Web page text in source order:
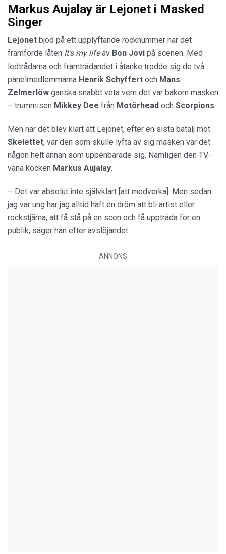
Markus Aujalay är Lejonet i Masked
Singer
Lejonet bjöd på ett upplyftande rocknummer när det
framförde låten It’s my lifeav Bon Jovi på scenen. Med
ledtrådarna och framträdandet i åtanke trodde sig de två
panelmedlemmarna Henrik Schyffert och Måns
Zelmerlöw ganska snabbt veta vem det var bakom masken
– trummisen Mikkey Dee från Motörhead och Scorpions.
Men när det blev klart att Lejonet, efter en sista batalj mot
Skelettet, var den som skulle lyfta av sig masken var det
någon helt annan som uppenbarade sig. Nämligen den TV-
vana kocken Markus Aujalay.
– Det var absolut inte självklart [att medverka]. Men sedan
jag var ung har jag alltid haft en dröm att bli artist eller
rockstjärna, att få stå på en scen och få uppträda för en
publik, säger han efter avslöjandet.
ANNONS